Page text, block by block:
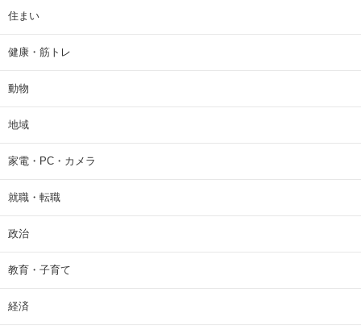
住まい
健康・筋トレ
動物
地域
家電・PC・カメラ
就職・転職
政治
教育・子育て
経済